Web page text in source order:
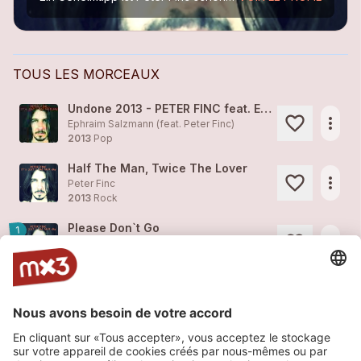
TOUS LES MORCEAUX
Undone 2013 - PETER FINC feat. EPHRAIM SALZMANN
Ephraim Salzmann (feat. Peter Finc)
2013 Pop
more_horiz
Half The Man, Twice The Lover
Peter Finc
2013 Rock
more_horiz
1 Please Don`t Go
2013
2010 Rock
2 Always On My Mind